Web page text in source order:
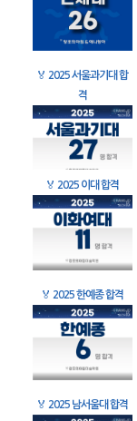
🏅 2025 서울과기대 합
격
🏅 2025 이대 합격
🏅 2025 한예종 합격
🏅 2025 남서울대 합격